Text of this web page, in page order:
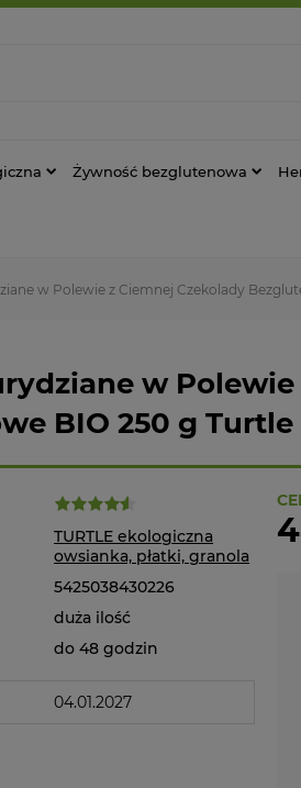
Żywność bezglutenowa
w Polewie z Ciemnej Czekolady
w
BIO 250 g Turtle
TURTLE ekologiczna
owsianka, płatki, granola
5425038430226
duża ilość
do 48 godzin
04.01.2027